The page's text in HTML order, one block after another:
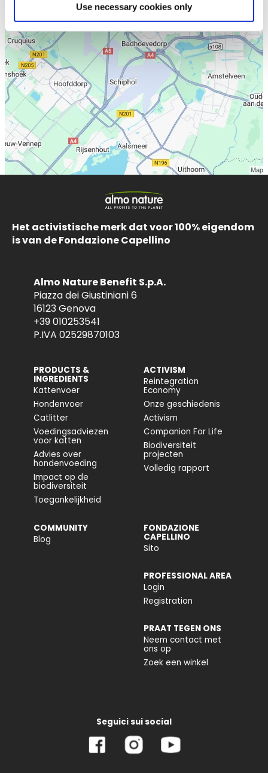
Use necessary cookies only
Het activistische merk dat voor 100% eigendom
is van de Fondazione Capellino
Almo Nature Benefit S.p.A.
Piazza dei Giustiniani 6
16123 Genova
+39 010253541
P.IVA 02529870103
PRODUCTS &
INGREDIENTS
Kattenvoer
Hondenvoer
Catlitter
Voedingsadviezen
voor katten
Advies over
hondenvoeding
Impact op de
biodiversiteit
Toegankelijkheid
ACTIVISM
Reintegration
Economy
Onze geschiedenis
Activism
Companion For Life
Biodiversiteit
projecten
Volledig rapport
COMMUNITY
Blog
FONDAZIONE
CAPELLINO
Sito
PROFESSIONAL AREA
Login
Registration
PRAAT TEGEN ONS
Neem contact met
ons op
Zoek een winkel
Seguici sui social